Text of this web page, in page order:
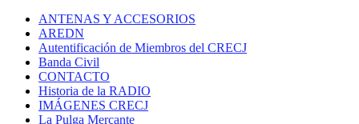
ANTENAS Y ACCESORIOS
AREDN
Autentificación de Miembros del CRECJ
Banda Civil
CONTACTO
Historia de la RADIO
IMÁGENES CRECJ
La Pulga Mercante